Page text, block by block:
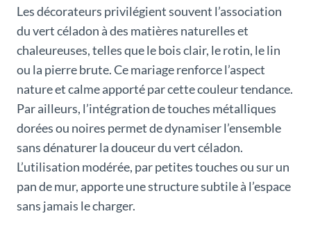
Les décorateurs privilégient souvent l’association
du vert céladon à des matières naturelles et
chaleureuses, telles que le bois clair, le rotin, le lin
ou la pierre brute. Ce mariage renforce l’aspect
nature et calme apporté par cette couleur tendance.
Par ailleurs, l’intégration de touches métalliques
dorées ou noires permet de dynamiser l’ensemble
sans dénaturer la douceur du vert céladon.
L’utilisation modérée, par petites touches ou sur un
pan de mur, apporte une structure subtile à l’espace
sans jamais le charger.